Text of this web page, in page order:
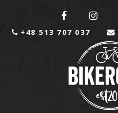
 
 +48 513 707 037 